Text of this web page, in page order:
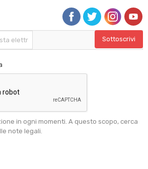
in ogni momenti. A questo scopo, cerca
note legali.